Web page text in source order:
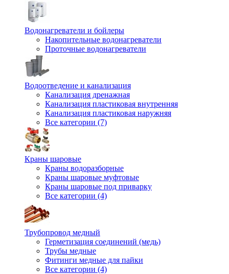
Водонагреватели и бойлеры
Накопительные водонагреватели
Проточные водонагреватели
Водоотведение и канализация
Канализация дренажная
Канализация пластиковая внутренняя
Канализация пластиковая наружняя
Все категории (7)
Краны шаровые
Краны водоразборные
Краны шаровые муфтовые
Краны шаровые под приварку
Все категории (4)
Трубопровод медный
Герметизация соединений (медь)
Трубы медные
Фитинги медные для пайки
Все категории (4)